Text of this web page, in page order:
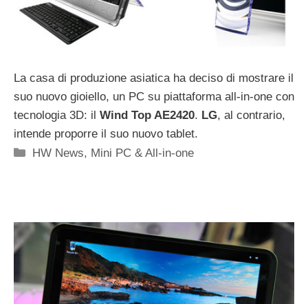
La casa di produzione asiatica ha deciso di mostrare il
suo nuovo gioiello, un PC su piattaforma all-in-one con
tecnologia 3D: il Wind Top AE2420. LG, al contrario,
intende proporre il suo nuovo tablet.
Categorie
HW News, Mini PC & All-in-one